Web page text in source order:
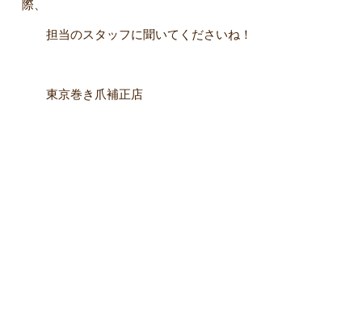
際、
担当のスタッフに聞いてくださいね！
東京巻き爪補正店